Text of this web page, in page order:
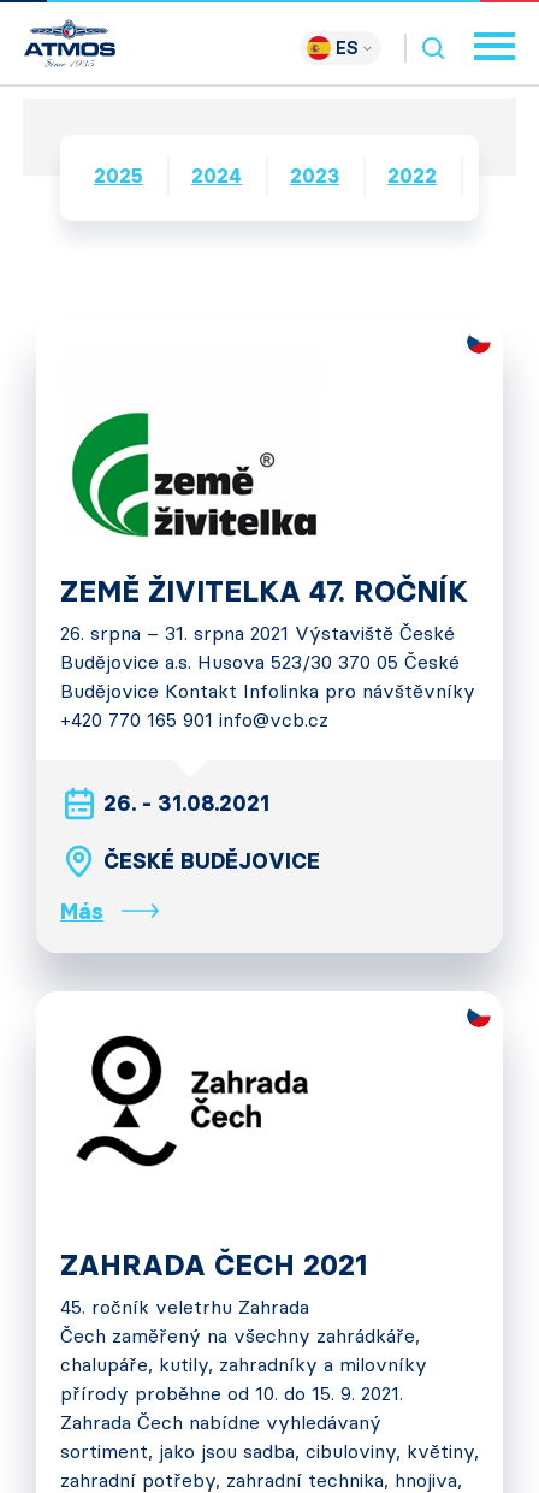
ES
2025 2024 2023 2022
ZEMĚ ŽIVITELKA 47. ROČNÍK
26. srpna – 31. srpna 2021 Výstaviště České
Budějovice a.s. Husova 523/30 370 05 České
Budějovice Kontakt Infolinka pro návštěvníky
+420 770 165 901 info@vcb.cz
26. - 31.08.2021
ČESKÉ BUDĚJOVICE
Más
ZAHRADA ČECH 2021
45. ročník veletrhu Zahrada
Čech zaměřený na všechny zahrádkáře,
chalupáře, kutily, zahradníky a milovníky
přírody proběhne od 10. do 15. 9. 2021.
Zahrada Čech nabídne vyhledávaný
sortiment, jako jsou sadba, cibuloviny, květiny,
zahradní potřeby, zahradní technika, hnojiva,